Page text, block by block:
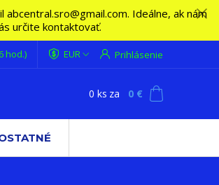
Ideálne, ak nám
určite kontaktovať.
EUR Prihlásenie
hod.)
0 ks za 0 €